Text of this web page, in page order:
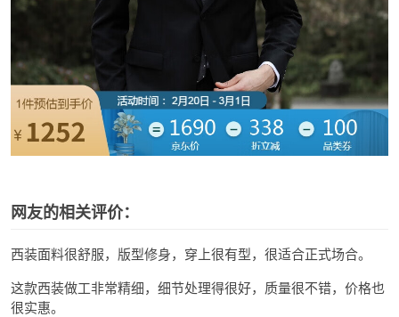
网友的相关评价：
西装面料很舒服，版型修身，穿上很有型，很适合正式场合。
这款西装做工非常精细，细节处理得很好，质量很不错，价格也
很实惠。